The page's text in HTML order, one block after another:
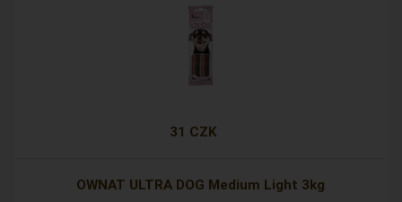
31 CZK
OWNAT ULTRA DOG Medium Light 3kg